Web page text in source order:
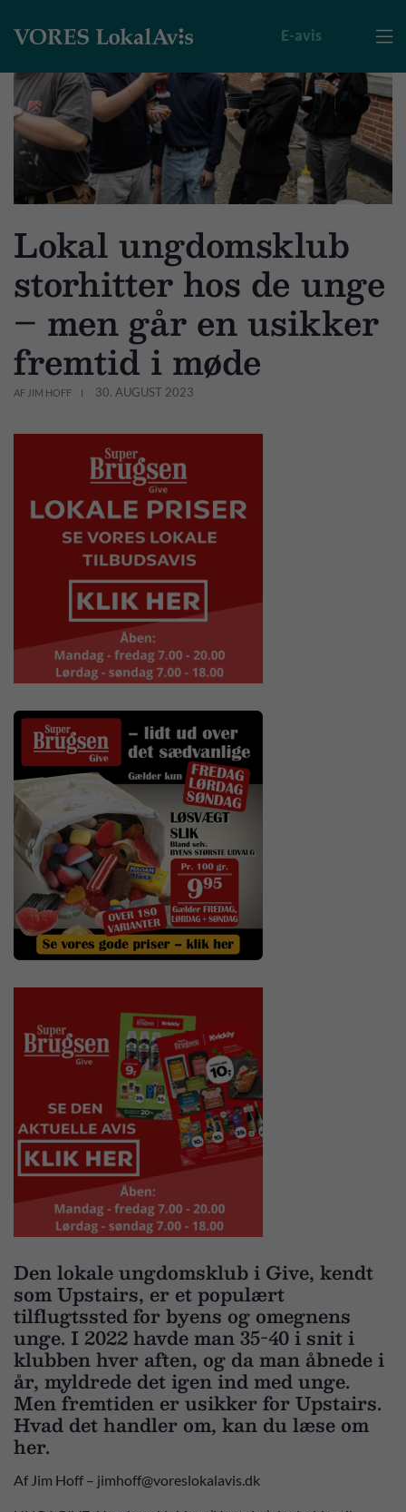

E-avis
Lokal ungdomsklub
storhitter hos de unge
– men går en usikker
fremtid i møde
AF JIM HOFF 30. AUGUST 2023
Den lokale ungdomsklub i Give, kendt
som Upstairs, er et populært
tilflugtssted for byens og omegnens
unge. I 2022 havde man 35-40 i snit i
klubben hver aften, og da man åbnede i
år, myldrede det igen ind med unge.
Men fremtiden er usikker for Upstairs.
Hvad det handler om, kan du læse om
her.
Af Jim Hoff – jimhoff@voreslokalavis.dk